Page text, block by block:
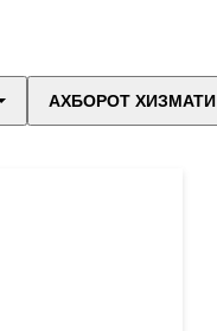
АХБОРОТ ХИЗМАТИ